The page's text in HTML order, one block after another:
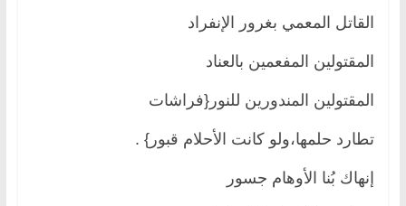
القاتل المعمي بغرور الإنفراد
المقتولين المفعمين بالعناد
المقتولين المندورين للنور{فراشات
تطارد حلمها،ولو كانت الأحلام قبور} .
إنهاك بُنا الأوهام جسور